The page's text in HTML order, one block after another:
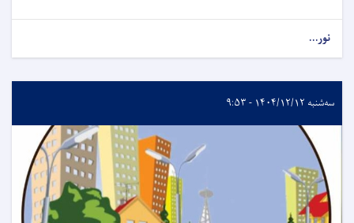
نور...
سه‌شنبه ۱۴۰۴/۱۲/۱۲ - ۹:۵۳